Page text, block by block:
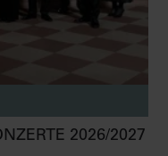
2026/2027